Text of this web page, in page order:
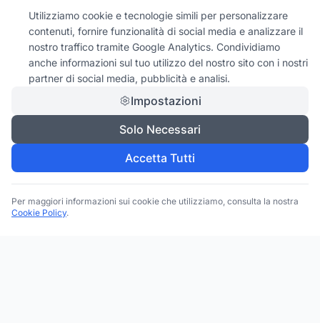
Utilizziamo cookie e tecnologie simili per personalizzare
contenuti, fornire funzionalità di social media e analizzare il
nostro traffico tramite Google Analytics. Condividiamo
anche informazioni sul tuo utilizzo del nostro sito con i nostri
partner di social media, pubblicità e analisi.
Impostazioni
Solo Necessari
Accetta Tutti
Per maggiori informazioni sui cookie che utilizziamo, consulta la nostra
Cookie Policy.